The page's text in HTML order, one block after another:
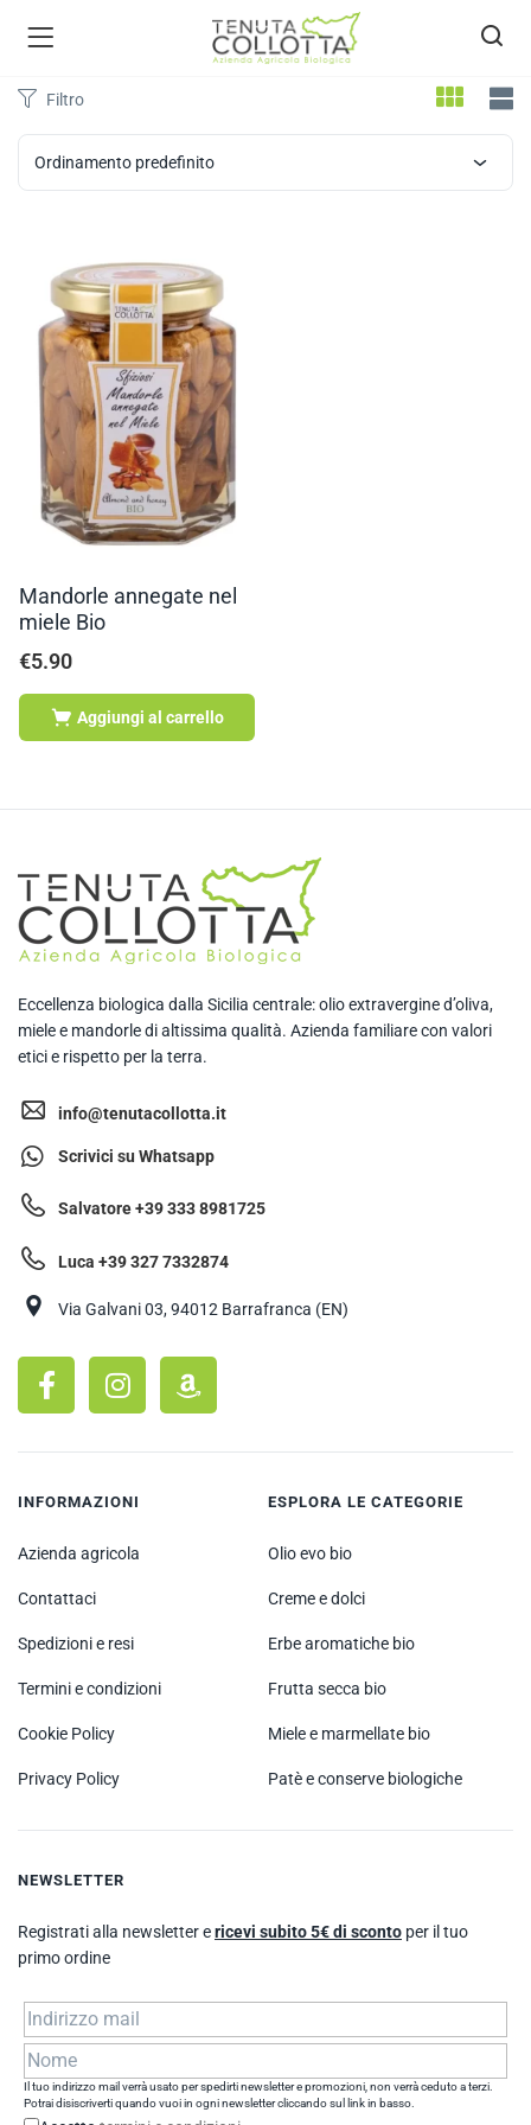
bio )
Filtro
Ordinamento predefinito
Mandorle annegate nel
miele Bio
€5.90
Aggiungi al carrello
Eccellenza biologica dalla Sicilia centrale: olio extravergine d’oliva,
miele e mandorle di altissima qualità. Azienda familiare con valori
etici e rispetto per la terra.
info@tenutacollotta.it
Scrivici su Whatsapp
Salvatore +39 333 8981725
Luca +39 327 7332874
Via Galvani 03, 94012 Barrafranca (EN)
INFORMAZIONI
Azienda agricola
Contattaci
Spedizioni e resi
Termini e condizioni
Cookie Policy
Privacy Policy
ESPLORA LE CATEGORIE
Olio evo bio
Creme e dolci
Erbe aromatiche bio
Frutta secca bio
Miele e marmellate bio
Patè e conserve biologiche
NEWSLETTER
Registrati alla newsletter ericevi subito 5€ di sconto per il tuo
primo ordine
Il tuo indirizzo mail verrà usato per spedirti newsletter e promozioni, non verrà ceduto a terzi.
Potrai disiscriverti quando vuoi in ogni newsletter cliccando sul link in basso.